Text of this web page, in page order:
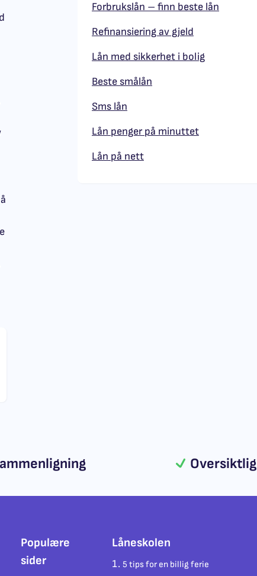
Forbrukslån – finn beste lån
Refinansiering av gjeld
Lån med sikkerhet i bolig
Beste smålån
Sms lån
Lån penger på minuttet
Lån på nett
Oversiktlig
Populære
sider
Låneskolen
5 tips for en billig ferie